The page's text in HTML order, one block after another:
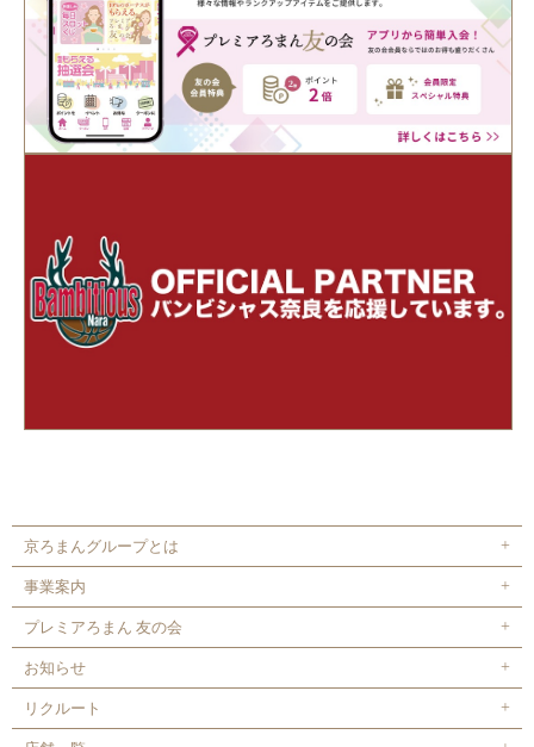
京ろまんグループとは
事業案内
プレミアろまん 友の会
お知らせ
リクルート